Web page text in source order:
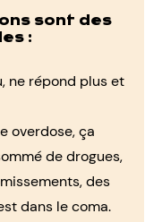
sont des
:
ne répond plus et
overdose, ça
de drogues,
des
dans le coma.